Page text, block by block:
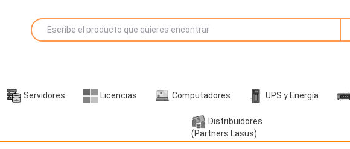
Servidores Licencias Computadores UPS y Energía
Distribuidores
(Partners Lasus)